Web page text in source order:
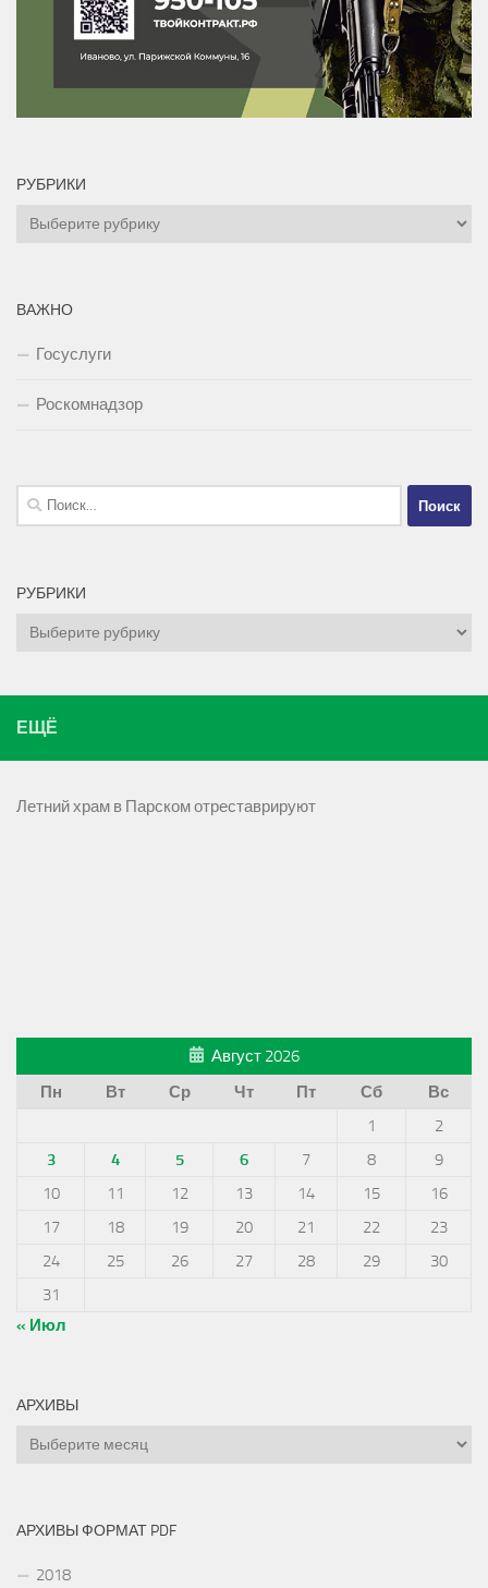
РУБРИКИ
Рубрики
ВАЖНО
Госуслуги
Роскомнадзор
Найти:
РУБРИКИ
Рубрики
ЕЩЁ
Летний храм в Парском отреставрируют
Август 2026
Пн
Вт Ср Чт Пт Сб
Вс
1
2
3
4 5 6 7 8
9
10
11 12 13 14 15
16
17
18 19 20 21 22
23
24
25 26 27 28 29
30
31
« Июл
АРХИВЫ
Архивы
АРХИВЫ ФОРМАТ PDF
2018